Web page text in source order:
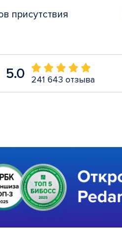
присутствия
5.0 241 643 отзыва